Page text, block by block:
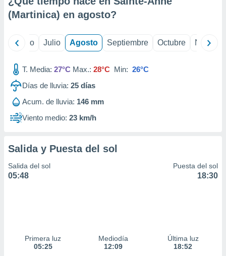
e
publicidad
publicidad
de
(Martinica) en agosto?
Junio Julio Agosto Septiembre Octubre
T. Media: 27°C Max.: 28°C Min: 26°C
Días de lluvia: 25 días
Acum. de lluvia: 146 mm
Viento medio: 23 km/h
Salida y Puesta del sol
Salida del sol
05:48
Puesta del sol
18:30
Primera luz
05:25
Mediodía
12:09
Última luz
18:52